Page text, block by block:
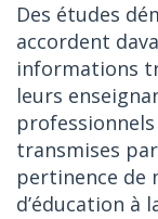
Des études
accordent
informations
leurs
transmises
pertinence de
d’éducation à